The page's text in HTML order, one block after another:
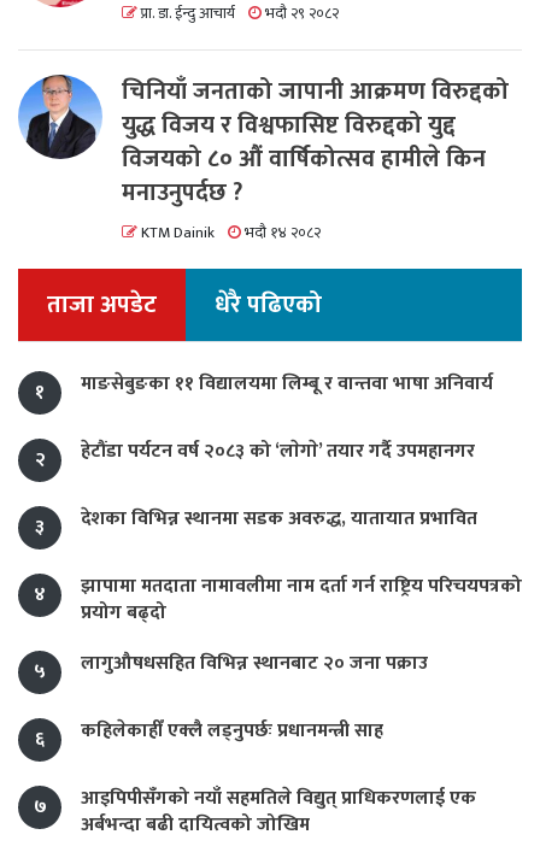
प्रा. डा. ईन्दु आचार्य भदौ २९ २०८२
चिनियाँ जनताको जापानी आक्रमण विरुद्दको
युद्ध विजय र विश्वफासिष्ट विरुद्दको युद्द
विजयको ८० औं वार्षिकोत्सव हामीले किन
मनाउनुपर्दछ ?
KTM Dainik भदौ १४ २०८२
ताजा अपडेट धेरै पढिएको
१ माङसेबुङका ११ विद्यालयमा लिम्बू र वान्तवा भाषा अनिवार्य
२ हेटौंडा पर्यटन वर्ष २०८३ को ‘लाेगाे’ तयार गर्दै उपमहानगर
३ देशका विभिन्न स्थानमा सडक अवरुद्ध, यातायात प्रभावित
४
झापामा मतदाता नामावलीमा नाम दर्ता गर्न राष्ट्रिय परिचयपत्रको
प्रयोग बढ्दो
५
लागुऔषधसहित विभिन्न स्थानबाट २० जना पक्राउ
६ कहिलेकाहीँ एक्लै लड्नुपर्छः प्रधानमन्त्री साह
७
आइपिपीसँगको नयाँ सहमतिले विद्युत् प्राधिकरणलाई एक
अर्बभन्दा बढी दायित्वको जोखिम